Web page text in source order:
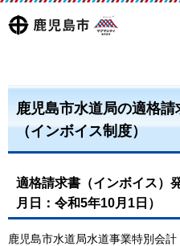
鹿児島
マグ
マシ
島市
鹿児島市水道局の適格
（インボイス制度）
適格請求書（インボイス）
月日：令和5年10月1日）
鹿児島市水道局水道事業特別会計